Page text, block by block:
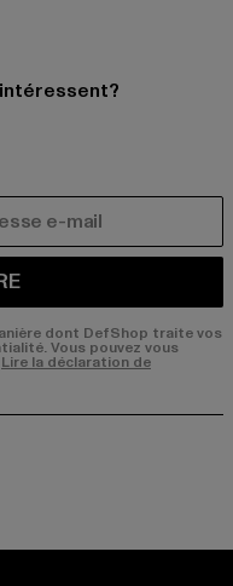
dont DefShop traite vos
Vous pouvez vous
Lire la déclaration de